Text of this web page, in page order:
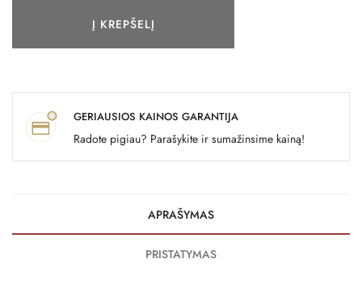
Į KREPŠELĮ
GERIAUSIOS KAINOS GARANTIJA
Radote pigiau? Parašykite ir sumažinsime kainą!
APRAŠYMAS
PRISTATYMAS